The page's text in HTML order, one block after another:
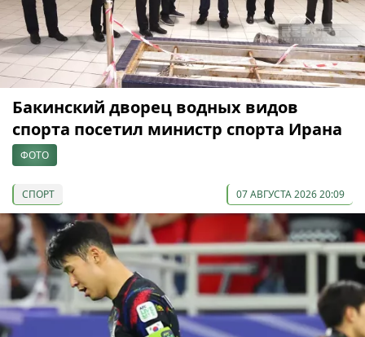
Бакинский дворец водных видов
спорта посетил министр спорта Ирана
ФОТО
СПОРТ 07 АВГУСТА 2026 20:09